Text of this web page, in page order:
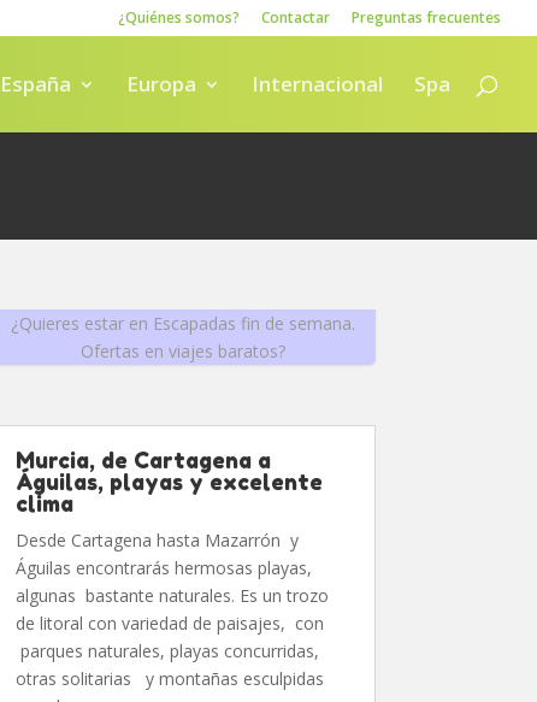
¿Quiénes somos? Contactar Preguntas frecuentes
España Europa Internacional Spa
¿Quieres estar en Escapadas fin de semana.
Ofertas en viajes baratos?
Murcia, de Cartagena a
Águilas, playas y excelente
clima
Desde Cartagena hasta Mazarrón y
Águilas encontrarás hermosas playas,
algunas bastante naturales. Es un trozo
de litoral con variedad de paisajes, con
parques naturales, playas concurridas,
otras solitarias y montañas esculpidas